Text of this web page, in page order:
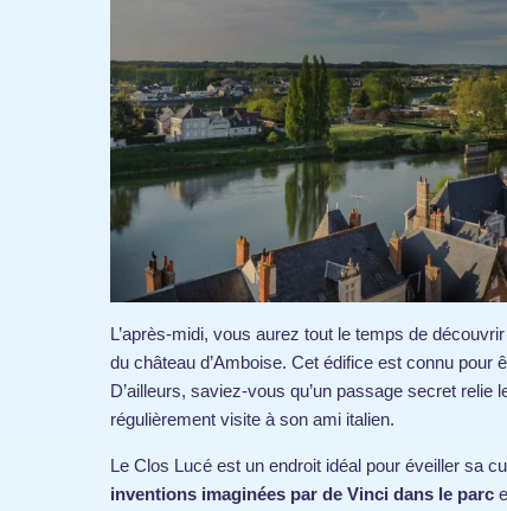
L’après-midi, vous aurez tout le temps de
du château d’Amboise. Cet édifice est connu pour
D’ailleurs, saviez-vous qu’un passage secret
régulièrement visite à son ami italien.
Le Clos Lucé est un endroit idéal pour éveiller sa
inventions imaginées par de Vinci dans le parc